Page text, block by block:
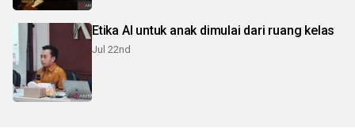
Etika AI untuk anak dimulai dari ruang kelas
Jul 22nd